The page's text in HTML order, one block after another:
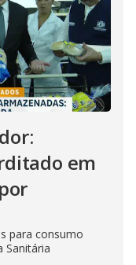
em
para consumo
Sanitária